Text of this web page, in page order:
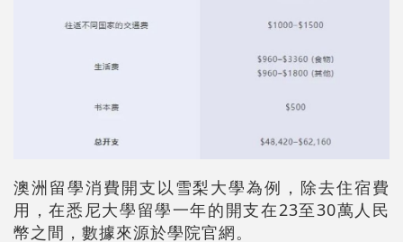
澳洲留學消費開支以雪梨大學為例，除去住宿費
用，在悉尼大學留學一年的開支在23至30萬人民
幣之間，數據來源於學院官網。